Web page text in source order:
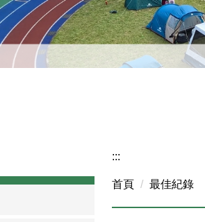
:::
首頁 最佳紀錄